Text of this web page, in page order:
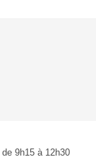
9h15 à 12h30